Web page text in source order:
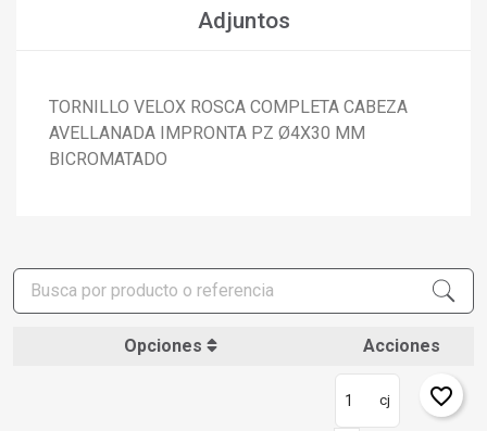
Adjuntos
TORNILLO VELOX ROSCA COMPLETA CABEZA
AVELLANADA IMPRONTA PZ Ø4X30 MM
BICROMATADO
Opciones Acciones
cj favorite_border